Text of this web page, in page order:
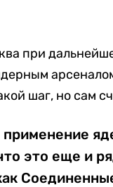
при
шаг, но сам
это еще и